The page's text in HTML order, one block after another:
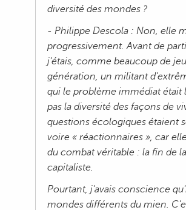
diversité des mondes ?
- Philippe Descola : Non, elle
progressivement. Avant de
j'étais, comme beaucoup de
génération, un militant
qui le problème immédiat était
pas la diversité des façons de
questions écologiques étaient
voire « réactionnaires », car
du combat véritable : la fin de
capitaliste.
Pourtant, j'avais conscience
mondes différents du mien.